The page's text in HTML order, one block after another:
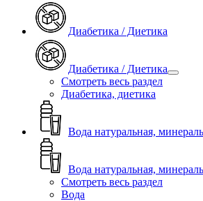
Диабетика / Диетика
Диабетика / Диетика
Смотреть весь раздел
Диабетика, диетика
Вода натуральная,
Вода натуральная,
Смотреть весь раздел
Вода